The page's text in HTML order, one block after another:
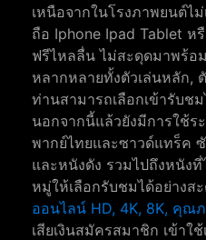
เหนือจากในโรงภาพยนต์ไ
ถือ Iphone Ipad Tablet
ฟรีไหลลื่น ไม่สะดุดมาพร้อ
หลากหลายทั้งตัวเล่นหลัก,
ท่านสามารถเลือกเข้ารับช
นอกจากนี้แล้วยังมีการใช้
พากย์ไทยและซาวด์แทร็ค
และหนังดัง รวมไปถึงหนัง
หมู่ให้เลือกรับชมได้อย่างส
ออนไลน์ HD, 4K, 8K, คุณ
เสียเงินสมัครสมาชิก เข้าใ